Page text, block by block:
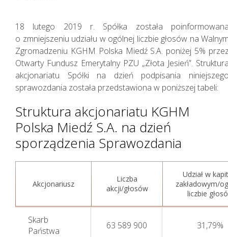
18 lutego 2019 r. Spółka została
o zmniejszeniu udziału w ogólnej liczbie głosów na
Zgromadzeniu KGHM Polska Miedź S.A. poniżej 5%
Otwarty Fundusz Emerytalny PZU „Złota Jesień”.
akcjonariatu Spółki na dzień podpisania
sprawozdania została przedstawiona w poniższej tabeli:
Struktura akcjonariatu KGHM
Polska Miedź S.A. na dzień
sporządzenia Sprawozdania
Akcjonariusz
Liczba
akcji/głosów
Udział w
zakładowym/
liczbie
Skarb
Państwa
63 589 900 31,79%